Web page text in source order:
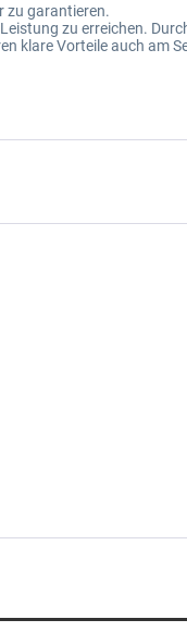
zu garantieren.
zu erreichen.
klare Vorteile auch am